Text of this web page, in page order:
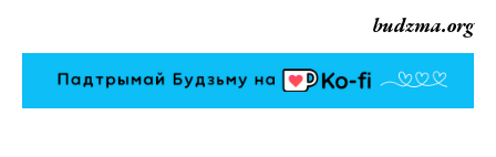
budzma.org